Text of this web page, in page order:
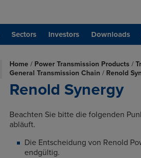
Sectors Investors Downloads
Home / Power Transmission Products /
General Transmission Chain / Renold
Renold Synergy
Beachten Sie bitte die folgenden
abläuft.
Die Entscheidung von Renold
endgültig.